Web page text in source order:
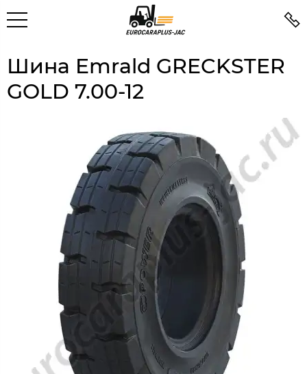
Шина Emrald GRECKSTER
GOLD 7.00-12